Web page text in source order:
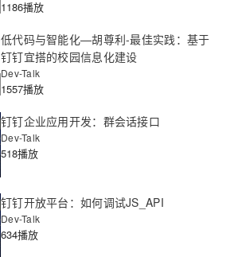
1186播放
低代码与智能化—胡尊利-最佳实践：基于
钉钉宜搭的校园信息化建设
Dev-Talk
1557播放
钉钉企业应用开发：群会话接口
Dev-Talk
518播放
钉钉开放平台：如何调试JS_API
Dev-Talk
634播放